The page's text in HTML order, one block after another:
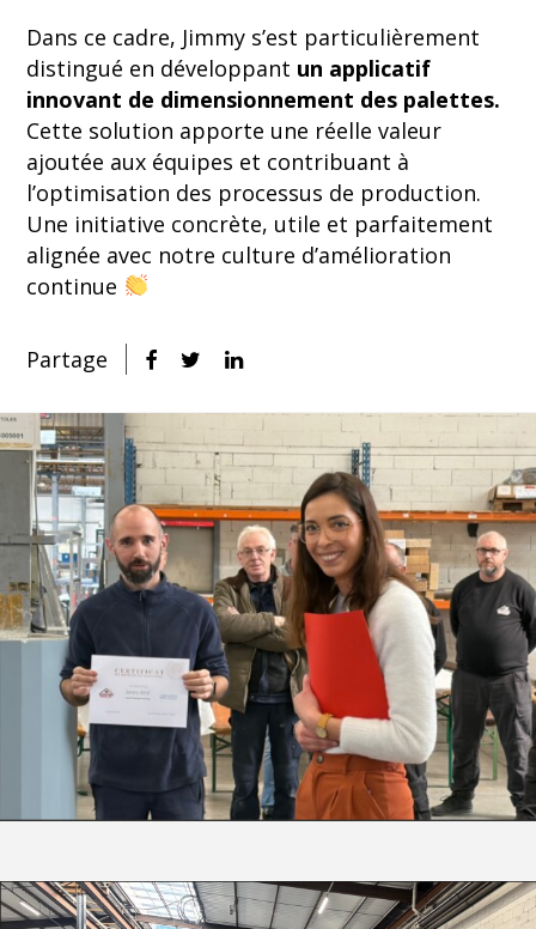
Dans ce cadre, Jimmy s’est particulièrement
distingué en développant un applicatif
innovant de dimensionnement des palettes.
Cette solution apporte une réelle valeur
ajoutée aux équipes et contribuant à
l’optimisation des processus de production.
Une initiative concrète, utile et parfaitement
alignée avec notre culture d’amélioration
continue
Partage